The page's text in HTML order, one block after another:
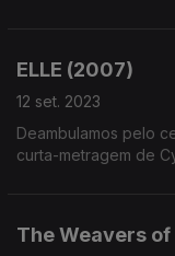
ELLE (2007)
12 set. 2023
Deambulamos pelo
curta-metragem de
The Weavers of